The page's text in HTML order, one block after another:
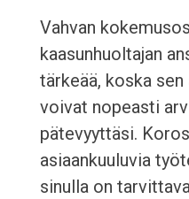
Vahvan
kaasunhuoltajan
tärkeää, koska
voivat nopeasti
pätevyyttäsi.
asiaankuuluvia
sinulla on